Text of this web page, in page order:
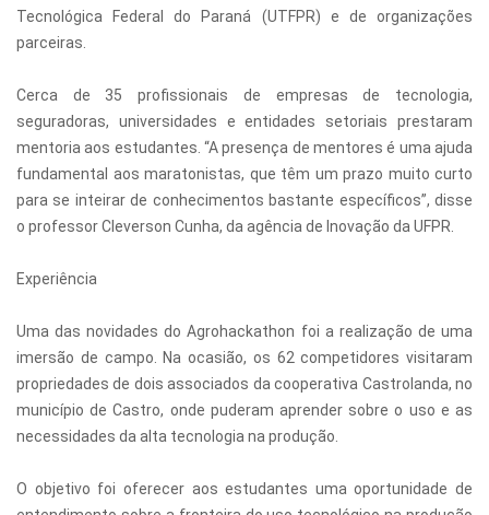
Tecnológica Federal do Paraná (UTFPR) e de organizações
parceiras.
Cerca de 35 profissionais de empresas de tecnologia,
seguradoras, universidades e entidades setoriais prestaram
mentoria aos estudantes. “A presença de mentores é uma ajuda
fundamental aos maratonistas, que têm um prazo muito curto
para se inteirar de conhecimentos bastante específicos”, disse
o professor Cleverson Cunha, da agência de Inovação da UFPR.
Experiência
Uma das novidades do Agrohackathon foi a realização de uma
imersão de campo. Na ocasião, os 62 competidores visitaram
propriedades de dois associados da cooperativa Castrolanda, no
município de Castro, onde puderam aprender sobre o uso e as
necessidades da alta tecnologia na produção.
O objetivo foi oferecer aos estudantes uma oportunidade de